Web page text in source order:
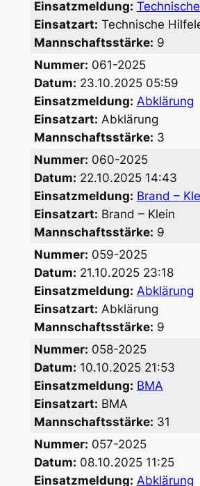
Einsatzmeldung:
Einsatzart: Technische
Mannschaftsstärke: 9
Nummer: 061-2025
Datum: 23.10.2025 05:59
Einsatzmeldung: Abklärung
Einsatzart: Abklärung
Mannschaftsstärke: 3
Nummer: 060-2025
Datum: 22.10.2025 14:43
Einsatzmeldung: Brand –
Einsatzart: Brand – Klein
Mannschaftsstärke: 9
Nummer: 059-2025
Datum: 21.10.2025 23:18
Einsatzmeldung: Abklärung
Einsatzart: Abklärung
Mannschaftsstärke: 9
Nummer: 058-2025
Datum: 10.10.2025 21:53
Einsatzmeldung: BMA
Einsatzart: BMA
Mannschaftsstärke: 31
Nummer: 057-2025
Datum: 08.10.2025 11:25
Einsatzmeldung: Abklärung